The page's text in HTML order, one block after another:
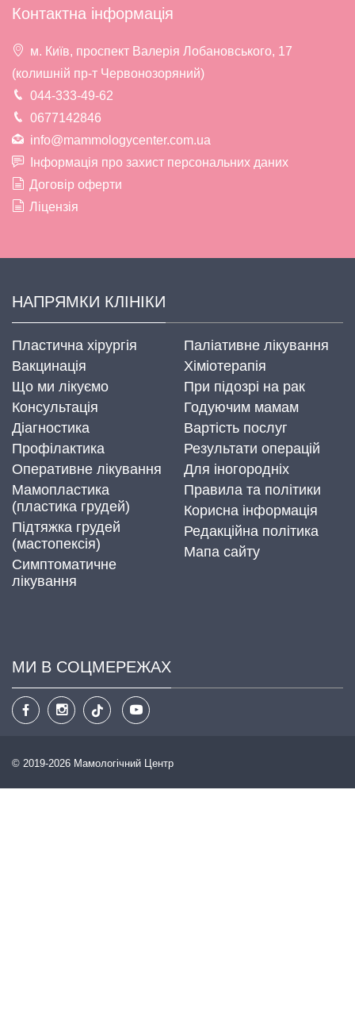
Контактна інформація
м. Київ, проспект Валерія Лобановського, 17
(колишній пр-т Червонозоряний)
044-333-49-62
0677142846
info@mammologycenter.com.ua
Інформація про захист персональних даних
Договір оферти
Ліцензія
НАПРЯМКИ КЛІНІКИ
Пластична хірургія
Вакцинація
Що ми лікуємо
Консультація
Діагностика
Профілактика
Оперативне лікування
Мамопластика
(пластика грудей)
Підтяжка грудей
(мастопексія)
Симптоматичне
лікування
Паліативне лікування
Хіміотерапія
При підозрі на рак
Годуючим мамам
Вартість послуг
Результати операцій
Для іногородніх
Правила та політики
Корисна інформація
Редакційна політика
Мапа сайту
МИ В СОЦМЕРЕЖАХ
© 2019-2026 Мамологічний Центр